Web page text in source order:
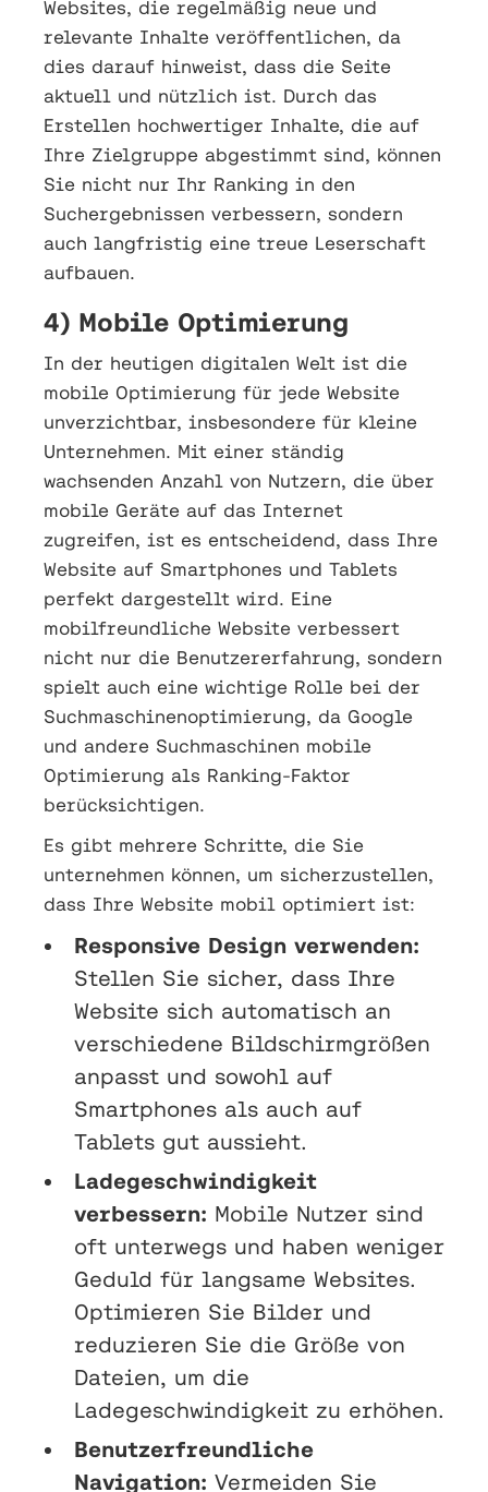
Websites, die regelmäßig neue und
relevante Inhalte veröffentlichen, da
dies darauf hinweist, dass die Seite
aktuell und nützlich ist. Durch das
Erstellen hochwertiger Inhalte, die auf
Ihre Zielgruppe abgestimmt sind, können
Sie nicht nur Ihr Ranking in den
Suchergebnissen verbessern, sondern
auch langfristig eine treue Leserschaft
aufbauen.
4) Mobile Optimierung
In der heutigen digitalen Welt ist die
mobile Optimierung für jede Website
unverzichtbar, insbesondere für kleine
Unternehmen. Mit einer ständig
wachsenden Anzahl von Nutzern, die über
mobile Geräte auf das Internet
zugreifen, ist es entscheidend, dass Ihre
Website auf Smartphones und Tablets
perfekt dargestellt wird. Eine
mobilfreundliche Website verbessert
nicht nur die Benutzererfahrung, sondern
spielt auch eine wichtige Rolle bei der
Suchmaschinenoptimierung, da Google
und andere Suchmaschinen mobile
Optimierung als Ranking-Faktor
berücksichtigen.
Es gibt mehrere Schritte, die Sie
unternehmen können, um sicherzustellen,
dass Ihre Website mobil optimiert ist:
Responsive Design verwenden:
Stellen Sie sicher, dass Ihre
Website sich automatisch an
verschiedene Bildschirmgrößen
anpasst und sowohl auf
Smartphones als auch auf
Tablets gut aussieht.
Ladegeschwindigkeit
verbessern: Mobile Nutzer sind
oft unterwegs und haben weniger
Geduld für langsame Websites.
Optimieren Sie Bilder und
reduzieren Sie die Größe von
Dateien, um die
Ladegeschwindigkeit zu erhöhen.
Benutzerfreundliche
Navigation: Vermeiden Sie